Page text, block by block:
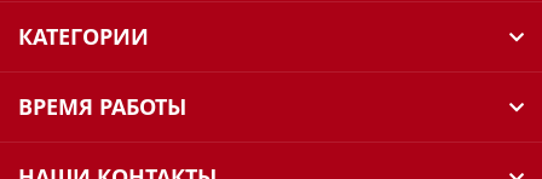
КАТЕГОРИИ
ВРЕМЯ РАБОТЫ